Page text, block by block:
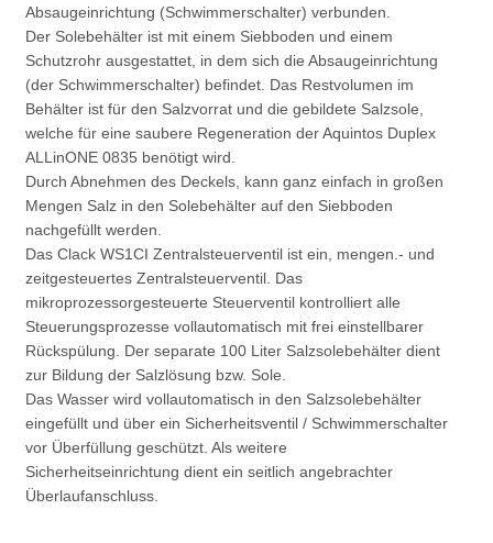
Absaugeinrichtung (Schwimmerschalter) verbunden.
Der Solebehälter ist mit einem Siebboden und einem
Schutzrohr ausgestattet, in dem sich die Absaugeinrichtung
(der Schwimmerschalter) befindet Das Restvolumen im
Behälter ist für den Salzvorrat und die gebildete Salzsole,
welche für eine saubere Regeneration der Aquintos Duplex
ALLinONE 0835 benötigt wird.
Durch Abnehmen des Deckels, kann ganz einfach in großen
Mengen Salz in den Solebehälter auf den Siebboden
nachgefüllt werden.
Das Clack WS1CI Zentralsteuerventil ist ein, mengen.- und
zeitgesteuertes Zentralsteuerventil. Das
mikroprozessorgesteuerte Steuerventil kontrolliert alle
Steuerungsprozesse vollautomatisch mit frei einstellbarer
Rückspülung. Der separate 100 Liter Salzsolebehälter dient
zur Bildung der Salzlösung bzw. Sole.
Das Wasser wird vollautomatisch in den Salzsolebehälter
eingefüllt und über ein Sicherheitsventil / Schwimmerschalter
vor Überfüllung geschützt. Als weitere
Sicherheitseinrichtung dient ein seitlich angebrachter
Überlaufanschluss.